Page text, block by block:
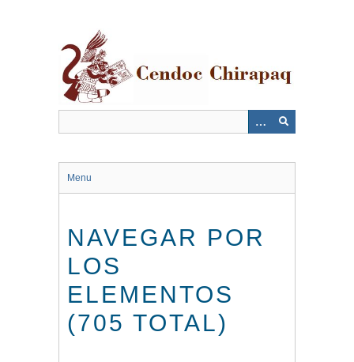
Menu
NAVEGAR POR
LOS
ELEMENTOS
(705 TOTAL)